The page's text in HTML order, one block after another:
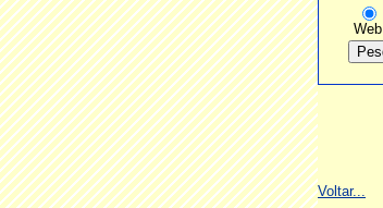
Web
Voltar...